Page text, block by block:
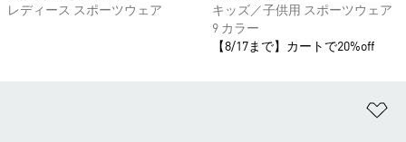
レディース スポーツウェア
キッズ／子供用 スポーツウェア
9 カラー
【8/17まで】カートで20%off